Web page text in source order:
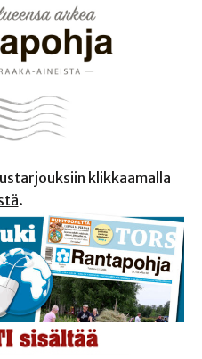
klikkaamalla
.